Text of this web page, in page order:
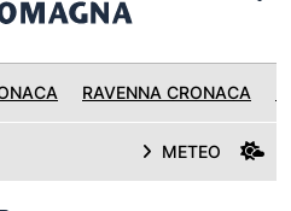
RAVENNA CRONACA
METEO